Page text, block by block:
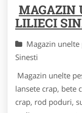
MAGAZIN
LILIECI
Magazin unelte
Sinesti
Magazin unelte
lansete crap, bete
crap, rod poduri,